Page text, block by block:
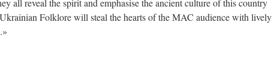
all reveal the spirit and emphasise the ancient culture of this country
Folklore will steal the hearts of the MAC audience with lively